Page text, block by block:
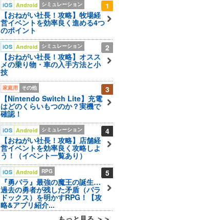
1
iOS Android シミュレーション
【おねがい社長！攻略】牧場経
営イベントを効率良く進める4つ
のポイント
2
iOS Android シミュレーション
【おねがい社長！攻略】オスス
メの乗り物・車の入手方法と小
技
3
家庭用 その他
【Nintendo Switch Lite】充電
はどのくらいもつのか？実機で
確認！
4
iOS Android シミュレーション
【おねがい社長！攻略】店舗経
営イベントを効率良く攻略しよ
う！（イベント一覧あり）
5
iOS Android RPG
『勇パラ』最強の魔王の誕生…
過去の勇者が残した矛盾（パラ
ドックス）を明かすRPG！【攻
略&アプリ紹介...